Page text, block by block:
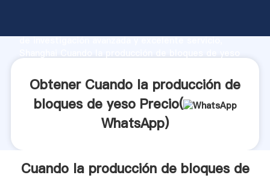
de investigación avanzada y excelente servicio,
clientes.
Obtener Cuando la producción de
bloques de yeso Precio(
WhatsApp)
Cuando la producción de bloques de